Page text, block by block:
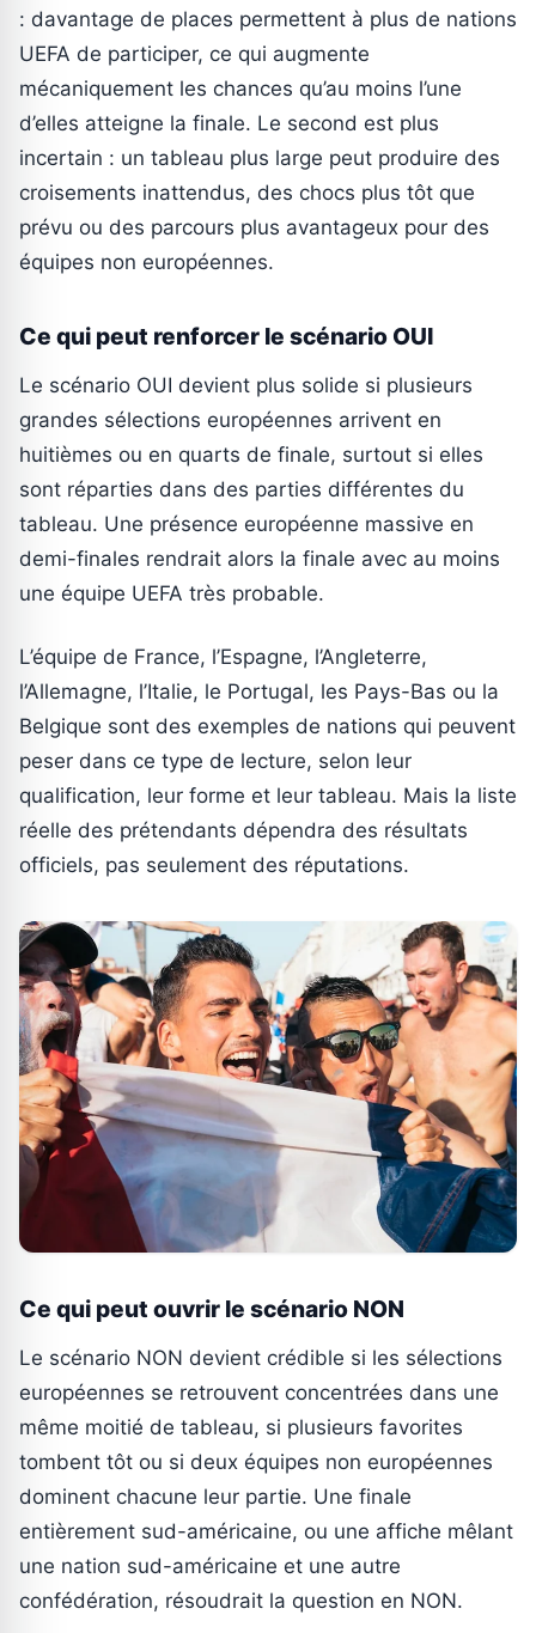
: davantage de places permettent à plus de nations
UEFA de participer, ce qui augmente
mécaniquement les chances qu’au moins l’une
d’elles atteigne la finale. Le second est plus
incertain : un tableau plus large peut produire des
croisements inattendus, des chocs plus tôt que
prévu ou des parcours plus avantageux pour des
équipes non européennes.
Ce qui peut renforcer le scénario OUI
Le scénario OUI devient plus solide si plusieurs
grandes sélections européennes arrivent en
huitièmes ou en quarts de finale, surtout si elles
sont réparties dans des parties différentes du
tableau. Une présence européenne massive en
demi-finales rendrait alors la finale avec au moins
une équipe UEFA très probable.
L’équipe de France, l’Espagne, l’Angleterre,
l’Allemagne, l’Italie, le Portugal, les Pays-Bas ou la
Belgique sont des exemples de nations qui peuvent
peser dans ce type de lecture, selon leur
qualification, leur forme et leur tableau. Mais la liste
réelle des prétendants dépendra des résultats
officiels, pas seulement des réputations.
Ce qui peut ouvrir le scénario NON
Le scénario NON devient crédible si les sélections
européennes se retrouvent concentrées dans une
même moitié de tableau, si plusieurs favorites
tombent tôt ou si deux équipes non européennes
dominent chacune leur partie. Une finale
entièrement sud-américaine, ou une affiche mêlant
une nation sud-américaine et une autre
confédération, résoudrait la question en NON.